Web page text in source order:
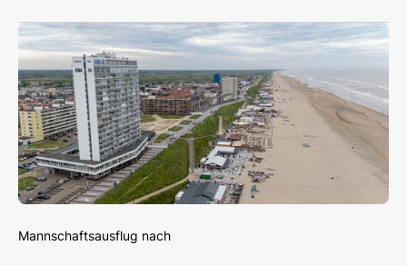
Mannschaftsausflug nach